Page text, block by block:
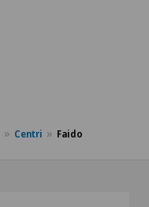
Centri Faido